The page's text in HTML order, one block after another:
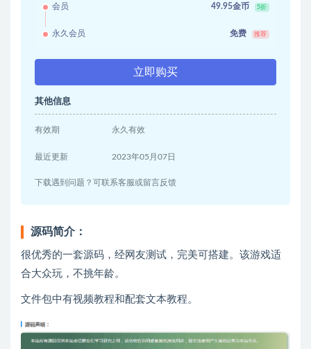
会员 49.95金币 5折
永久会员 免费 推荐
立即购买
其他信息
有效期 永久有效
最近更新 2023年05月07日
下载遇到问题？可联系客服或留言反馈
源码简介：
很优秀的一套源码，经网友测试，完美可搭建。该游戏适
合大众玩，不挑年龄。
文件包中有视频教程和配套文本教程。